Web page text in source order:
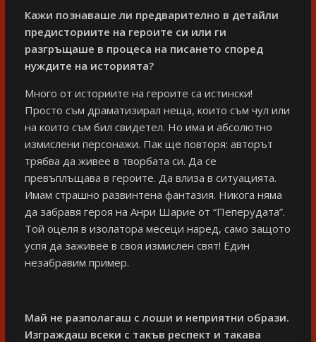
Кажи познаваше ли предварително в детайли
предисториите на героите си или ги
разгръщаше в процеса на писането според
нуждите на историята?
Много от историите на героите са истински!
Просто съм драматизирал неща, които съм чул или
на които съм бил свидетел. Но има и абсолютно
измислени персонажи. Пак ще повторя: авторът
трябва да живее в творбата си. Да се
превъплъщава в героите. Да влиза в ситуацията.
Имам страшно развинтена фантазия. Никога няма
да забравя героя на Анри Шарие от “Пеперудата”.
Той оцеля в изолатора месеци наред, само защото
успя да заживее в своя измислен свят! Един
незабравим пример.
Май не разполагаш с лоши и неприятни образи.
Изграждаш всеки с такъв респект и такава